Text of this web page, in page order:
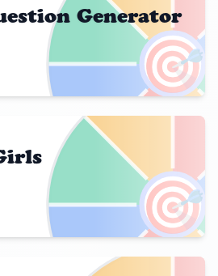
🎯
Generator
🎯